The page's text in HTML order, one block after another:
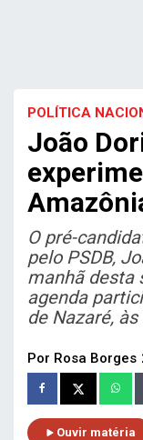
POLÍTICA
João
O pré-
pelo PSDB,
manhã desta
agenda
de Nazaré,
Por Rosa Borges
Ouvir matéria